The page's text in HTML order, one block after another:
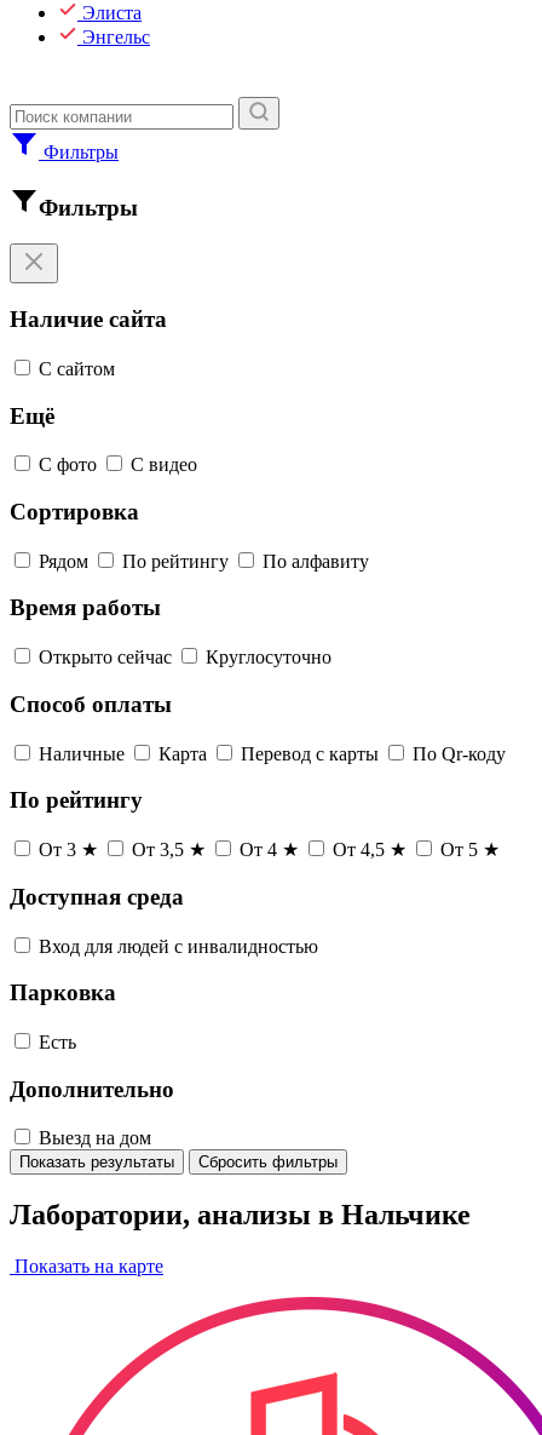
Элиста
Энгельс
Фильтры
Фильтры
Наличие сайта
С сайтом
Ещё
С фото С видео
Сортировка
Рядом По рейтингу По алфавиту
Время работы
Открыто сейчас Круглосуточно
Способ оплаты
Наличные Карта Перевод с карты По Qr-коду
По рейтингу
От 3 ★ От 3,5 ★ От 4 ★ От 4,5 ★ От 5 ★
Доступная среда
Вход для людей с инвалидностью
Парковка
Есть
Дополнительно
Выезд на дом
Показать результаты Сбросить фильтры
Лаборатории, анализы в Нальчике
Показать на карте